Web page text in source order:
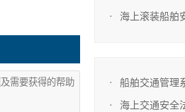
海上滚装船舶
船舶交通管理
海上交通安全